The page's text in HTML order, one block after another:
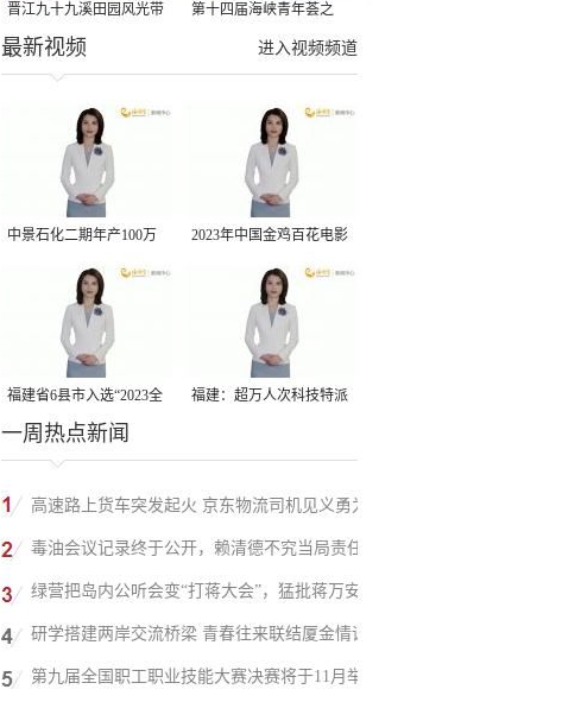
晋江九十九溪田园风光带
千亩早稻迎来成熟收割季
第十四届海峡青年荟之
2026榕台青年大学生水上
进入视频频道
最新视频
中景石化二期年产100万
吨丙烷脱氢项目建成中交
2023年中国金鸡百花电影
节有福电影巡展31日启动
福建省6县市入选“2023全
国县域发展潜力百强县”
福建：超万人次科技特派
一周热点新闻
高速路上货车突发起火 京东物流司机见义勇为
施救挽回损失
毒油会议记录终于公开，赖清德不究当局责任
反甩锅卢秀燕，蓝营点名责任官员要求撤职下
绿营把岛内公听会变“打蒋大会”，猛批蒋万安
废除监察机构主张，遭蓝营搬出蔡英文、赖清
研学搭建两岸交流桥梁 青春往来联结厦金情谊
第九届全国职工职业技能大赛决赛将于11月举